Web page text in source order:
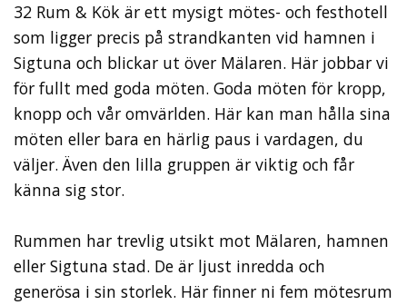
32 Rum & Kök är ett mysigt mötes- och festhotell
som ligger precis på strandkanten vid hamnen i
Sigtuna och blickar ut över Mälaren. Här jobbar vi
för fullt med goda möten. Goda möten för kropp,
knopp och vår omvärlden. Här kan man hålla sina
möten eller bara en härlig paus i vardagen, du
väljer. Även den lilla gruppen är viktig och får
känna sig stor.
Rummen har trevlig utsikt mot Mälaren, hamnen
eller Sigtuna stad. De är ljust inredda och
generösa i sin storlek. Här finner ni fem mötesrum